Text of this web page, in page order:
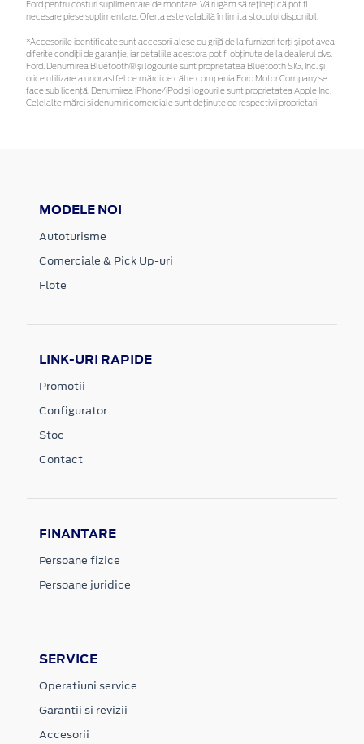
Ford pentru costuri suplimentare de montare. Vă rugăm să rețineți că pot fi
necesare piese suplimentare. Oferta este valabilă în limita stocului disponibil.
*Accesoriile identificate sunt accesorii alese cu grijă de la furnizori terți și pot avea
diferite condiții de garanție, iar detaliile acestora pot fi obținute de la dealerul dvs.
Ford. Denumirea Bluetooth® și logourile sunt proprietatea Bluetooth SIG, Inc. și
orice utilizare a unor astfel de mărci de către compania Ford Motor Company se
face sub licență. Denumirea iPhone/iPod și logourile sunt proprietatea Apple Inc.
Celelalte mărci și denumiri comerciale sunt deținute de respectivii proprietari
MODELE NOI
Autoturisme
Comerciale & Pick Up-uri
Flote
LINK-URI RAPIDE
Promotii
Configurator
Stoc
Contact
FINANTARE
Persoane fizice
Persoane juridice
SERVICE
Operatiuni service
Garantii si revizii
Accesorii